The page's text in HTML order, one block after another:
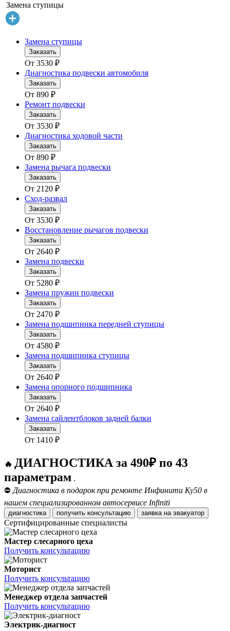
Замена ступицы
Замена ступицы
Заказать
От 3530 ₽
Диагностика подвески автомобиля
Заказать
От 890 ₽
Ремонт подвески
Заказать
От 3530 ₽
Диагностика ходовой части
Заказать
От 890 ₽
Замена рычага подвески
Заказать
От 2120 ₽
Сход-развал
Заказать
От 3530 ₽
Восстановление рычагов подвески
Заказать
От 2640 ₽
Замена подвески
Заказать
От 5280 ₽
Замена пружин подвески
Заказать
От 2470 ₽
Замена подшипника передней ступицы
Заказать
От 4580 ₽
Замена подшипника ступицы
Заказать
От 2640 ₽
Замена опорного подшипника
Заказать
От 2640 ₽
Замена сайлентблоков задней балки
Заказать
От 1410 ₽
🔥 ДИАГНОСТИКА за 490₽ по 43
параметрам .
⛔ Диагностика в подарок при ремонте Инфинити Ку50 в
нашем специализированном автосервисе Infiniti
диагностика получить консультацию заявка на эвакуатор
Сертифицированные специалисты
Мастер слесарного цеха
Получить консультацию
Моторист
Получить консультацию
Менеджер отдела запчастей
Получить консультацию
Электрик-диагност